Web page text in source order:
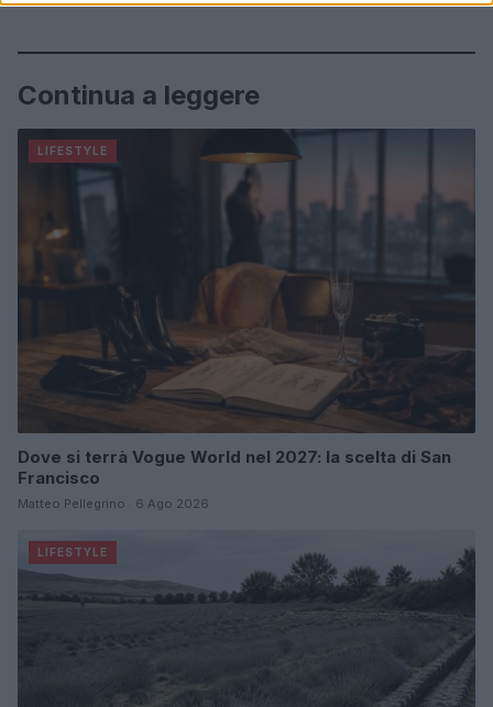
Continua a leggere
LIFESTYLE
Dove si terrà Vogue World nel 2027: la scelta di San
Francisco
Matteo Pellegrino · 6 Ago 2026
LIFESTYLE